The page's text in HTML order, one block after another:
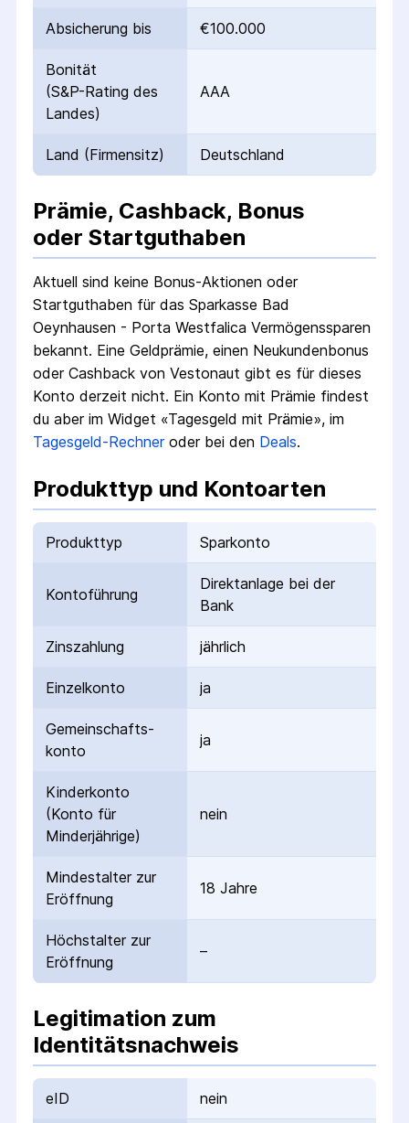
Absicherung bis €100.000
Bonität
(S&P-Rating des
Landes)
AAA
Land (Firmensitz) Deutschland
Prämie, Cashback, Bonus
oder Startguthaben
Aktuell sind keine Bonus-Aktionen oder
Startguthaben für das Sparkasse Bad
Oeynhausen - Porta Westfalica Vermögenssparen
bekannt. Eine Geldprämie, einen Neukundenbonus
oder Cashback von Vestonaut gibt es für dieses
Konto derzeit nicht. Ein Konto mit Prämie findest
du aber im Widget «Tagesgeld mit Prämie», im
Tagesgeld-Rechneroder bei den Deals.
Produkttyp und Kontoarten
Produkttyp Sparkonto
Kontoführung
Direktanlage bei der
Bank
Zinszahlung jährlich
Einzelkonto ja
Gemeinschafts­
konto
ja
Kinderkonto
(Konto für
Minderjährige)
nein
Mindestalter zur
Eröffnung
18 Jahre
Höchstalter zur
Eröffnung
–
Legitimation zum
Identitätsnachweis
eID nein